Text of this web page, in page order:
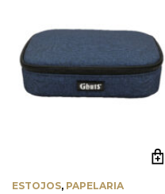
ESTOJOS, PAPELARIA